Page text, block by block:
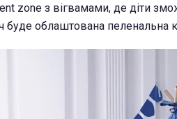
zone з вігвамами, де діти
буде облаштована пеленальна